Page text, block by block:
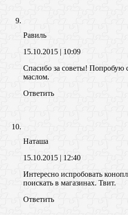
Равиль
15.10.2015 | 10:09
Спасибо за советы! Попробую
маслом.
Ответить
Наташа
15.10.2015 | 12:40
Интересно испробовать
поискать в магазинах. Твит.
Ответить